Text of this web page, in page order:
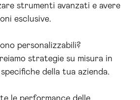
strumenti avanzati e avere
esclusive.
personalizzabili?
strategie su misura in
della tua azienda.